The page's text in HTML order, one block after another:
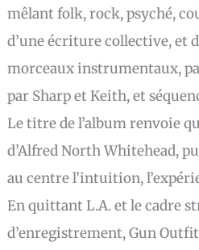
mêlant folk, rock, psyché,
d’une écriture collective, et
morceaux instrumentaux,
par Sharp et Keith, et
Le titre de l’album renvoie
d’Alfred North Whitehead,
au centre l’intuition,
En quittant L.A. et le cadre
d’enregistrement, Gun